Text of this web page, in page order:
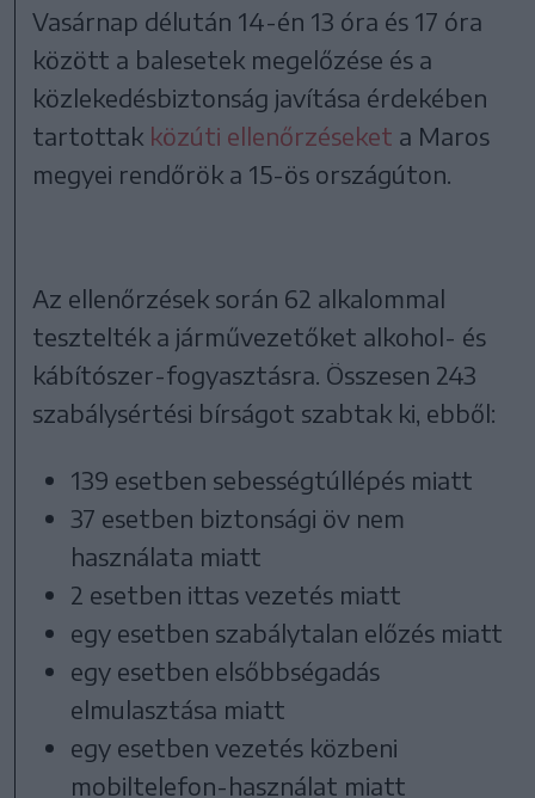
Vasárnap délután 14-én 13 óra és 17 óra
között a balesetek megelőzése és a
közlekedésbiztonság javítása érdekében
tartottak közúti ellenőrzéseket a Maros
megyei rendőrök a 15-ös országúton.
Az ellenőrzések során 62 alkalommal
tesztelték a járművezetőket alkohol- és
kábítószer-fogyasztásra. Összesen 243
szabálysértési bírságot szabtak ki, ebből:
139 esetben sebességtúllépés miatt
37 esetben biztonsági öv nem
használata miatt
2 esetben ittas vezetés miatt
egy esetben szabálytalan előzés miatt
egy esetben elsőbbségadás
elmulasztása miatt
egy esetben vezetés közbeni
mobiltelefon-használat miatt